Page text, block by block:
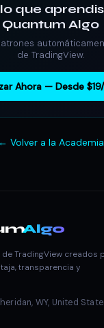
que
Quantum Algo
de TradingView.
Ahora — Desde
← Volver a la Academia
Algo
TradingView creados
transparencia y
WY, United